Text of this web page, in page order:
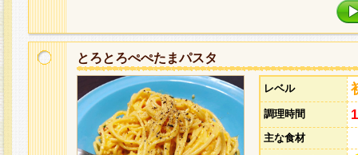
とろとろぺぺたまパスタ
レベル
調理時間
主な食材